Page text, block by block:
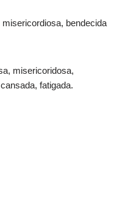
bendecida
misericoridosa,
fatigada.